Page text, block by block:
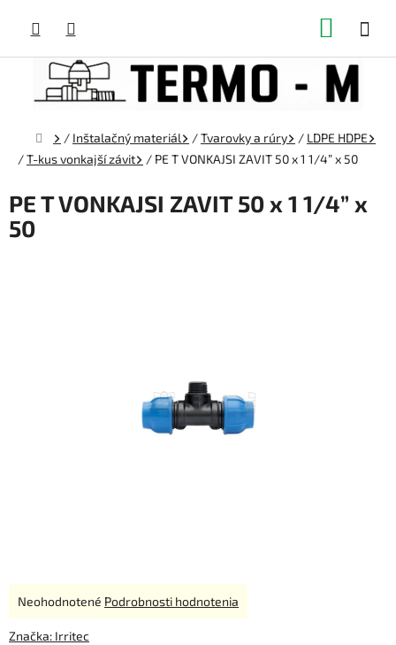
obsah
Domov
/ Inštalačný materiál /Tvarovky a rúry / LDPE HDPE
/T-kus vonkajší závit / PE T VONKAJSI ZAVIT 50 x 1 1/4” x 50
PE T VONKAJSI ZAVIT 50 x 1 1/4” x
50
Priemerné
produktu
Neohodnotené Podrobnosti hodnotenia
Značka: Irritec